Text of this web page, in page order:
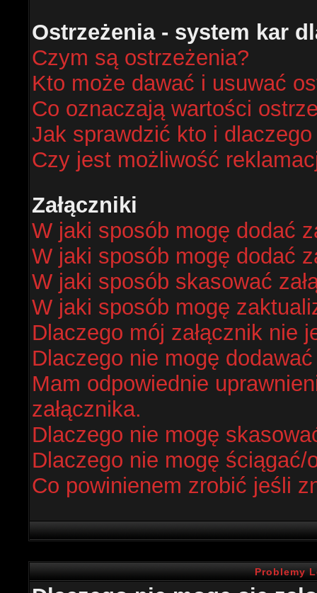
Ostrzeżenia - system kar
Czym są ostrzeżenia?
Kto może dawać i usuwać
Co oznaczają wartości
Jak sprawdzić kto i dlaczego
Czy jest możliwość
Załączniki
W jaki sposób mogę dodać
W jaki sposób mogę dodać
W jaki sposób skasować
W jaki sposób mogę
Dlaczego mój załącznik nie
Dlaczego nie mogę dodawać
Mam odpowiednie
załącznika.
Dlaczego nie mogę
Dlaczego nie mogę ściągać/
Co powinienem zrobić jeśli
Problemy